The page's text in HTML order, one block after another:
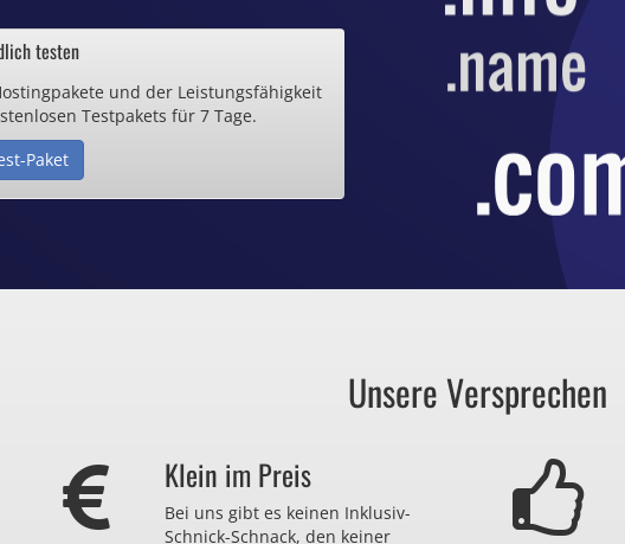
/ Monat
/ Monat
zu viel
brauchen?
testen
und der Leistungsfähigkeit
Testpakets für 7 Tage.
Paket
Unsere Versprechen
Klein im Preis
Bei uns gibt es keinen Inklusiv-
Schnick-Schnack, den keiner